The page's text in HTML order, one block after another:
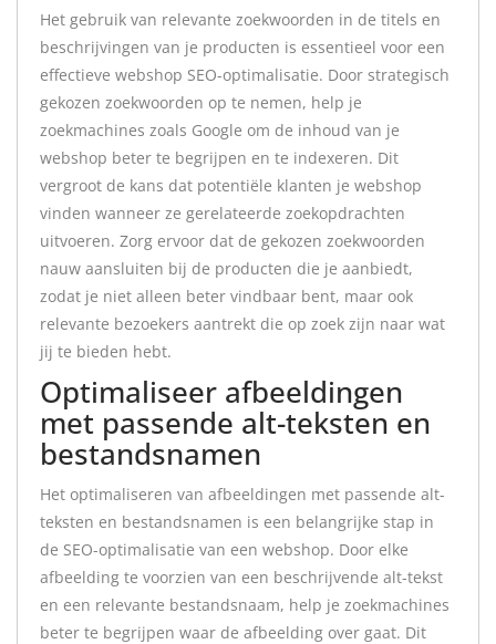
Het gebruik van relevante zoekwoorden in de titels en
beschrijvingen van je producten is essentieel voor een
effectieve webshop SEO-optimalisatie. Door strategisch
gekozen zoekwoorden op te nemen, help je
zoekmachines zoals Google om de inhoud van je
webshop beter te begrijpen en te indexeren. Dit
vergroot de kans dat potentiële klanten je webshop
vinden wanneer ze gerelateerde zoekopdrachten
uitvoeren. Zorg ervoor dat de gekozen zoekwoorden
nauw aansluiten bij de producten die je aanbiedt,
zodat je niet alleen beter vindbaar bent, maar ook
relevante bezoekers aantrekt die op zoek zijn naar wat
jij te bieden hebt.
Optimaliseer afbeeldingen
met passende alt-teksten en
bestandsnamen
Het optimaliseren van afbeeldingen met passende alt-
teksten en bestandsnamen is een belangrijke stap in
de SEO-optimalisatie van een webshop. Door elke
afbeelding te voorzien van een beschrijvende alt-tekst
en een relevante bestandsnaam, help je zoekmachines
beter te begrijpen waar de afbeelding over gaat. Dit